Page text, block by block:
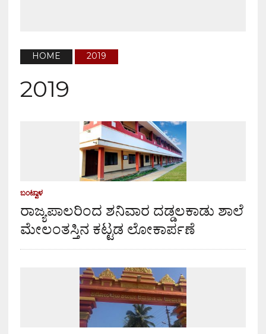
HOME 2019
2019
ಬಂಟ್ವಾಳ
ರಾಜ್ಯಪಾಲರಿಂದ ಶನಿವಾರ ದಡ್ಡಲಕಾಡು ಶಾಲೆ
ಮೇಲಂತಸ್ತಿನ ಕಟ್ಟಡ ಲೋಕಾರ್ಪಣೆ